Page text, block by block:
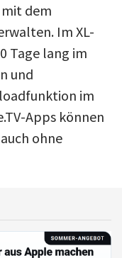
mit dem
Im XL-
Tage lang im
und
im
Apps können
ohne